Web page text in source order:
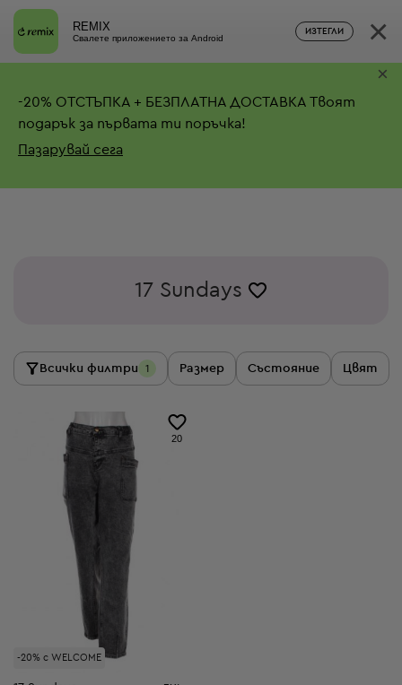
REMIX
Свалете приложението за Android
ИЗТЕГЛИ ×
-20% ОТСТЪПКА + БЕЗПЛАТНА ДОСТАВКА Твоят
подарък за първата ти поръчка!
Пазарувай сега
×
17 Sundays
Всички филтри 1 Размер Състояние Цвят
-20% с WELCOME
20